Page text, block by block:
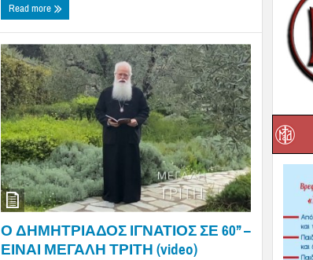
Read more
Ο ΔΗΜΗΤΡΙΑΔΟΣ ΙΓΝΑΤΙΟΣ ΣΕ 60’’ –
ΕΙΝΑΙ ΜΕΓΑΛΗ ΤΡΙΤΗ (video)